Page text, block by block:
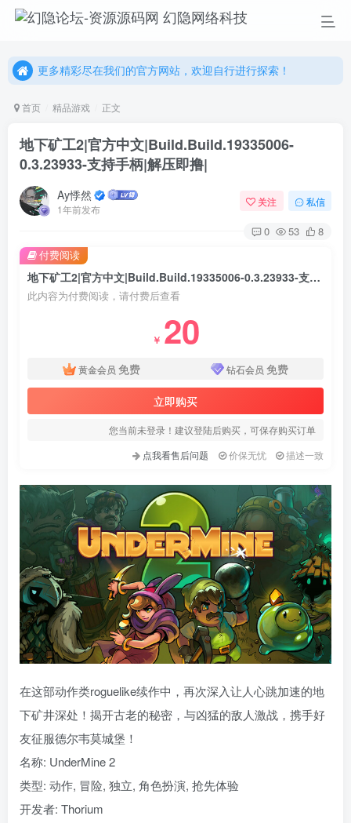
更多精彩尽在我们的官方网站，欢迎自行进行探索！
更多精彩尽在我们的官方网站，欢迎自行进行探索！
首页 精品游戏 正文
地下矿工2|官方中文|Build.Build.19335006-
0.3.23933-支持手柄|解压即撸|
Ay悸然
1年前发布
关注 私信
0 53 8
地下矿工2|官方中文|Build.Build.19335006-0.3.23933-支持手柄|解压即撸|
此内容为付费阅读，请付费后查看
￥ 20
黄金会员 免费 钻石会员 免费
立即购买
您当前未登录！建议登陆后购买，可保存购买订单
点我看售后问题
价保无忧 描述一致
付费阅读
在这部动作类roguelike续作中，再次深入让人心跳加速的地
下矿井深处！揭开古老的秘密，与凶猛的敌人激战，携手好
友征服德尔韦莫城堡！
名称: UnderMine 2
类型: 动作, 冒险, 独立, 角色扮演, 抢先体验
开发者: Thorium